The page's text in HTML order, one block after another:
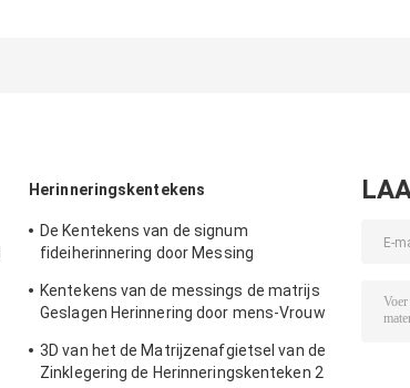
Herinneringskentekens
De Kentekens van de signum
fideiherinnering door Messing
Kentekens van de messings de matrijs
Geslagen Herinnering door mens-Vrouw
3D van het de Matrijzenafgietsel van de
Zinklegering de Herinneringskenteken 2